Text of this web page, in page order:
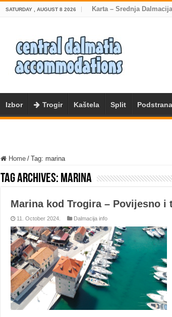
SATURDAY , AUGUST 8 2026 Karta – Srednja Dalmacija
Izbor Trogir Kaštela Split Podstrana
Home / Tag: marina
Tag Archives: marina
Marina kod Trogira – Povijesno
11. October 2024. Dalmacija info